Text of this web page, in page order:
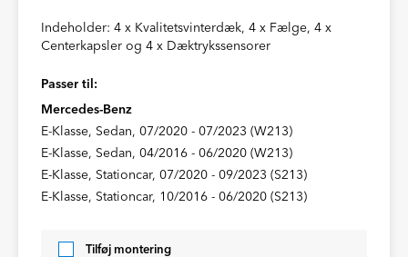
Indeholder: 4 x Kvalitetsvinterdæk, 4 x Fælge, 4 x
Centerkapsler og 4 x Dæktrykssensorer
Passer til:
Mercedes-Benz
E-Klasse, Sedan, 07/2020 - 07/2023 (W213)
E-Klasse, Sedan, 04/2016 - 06/2020 (W213)
E-Klasse, Stationcar, 07/2020 - 09/2023 (S213)
E-Klasse, Stationcar, 10/2016 - 06/2020 (S213)
Tilføj montering